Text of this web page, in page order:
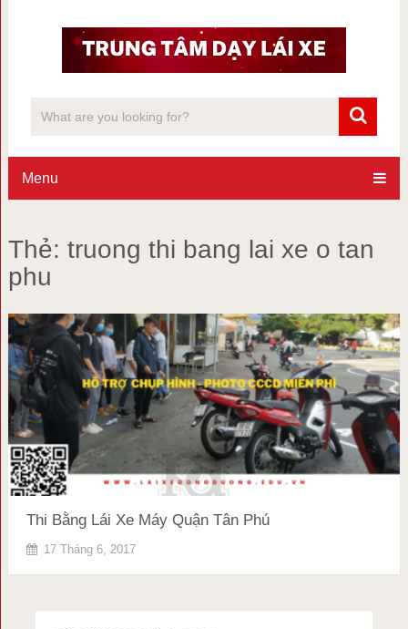
Menu
Thẻ: truong thi bang lai xe o tan
phu
Thi Bằng Lái Xe Máy Quận Tân Phú
17 Tháng 6, 2017